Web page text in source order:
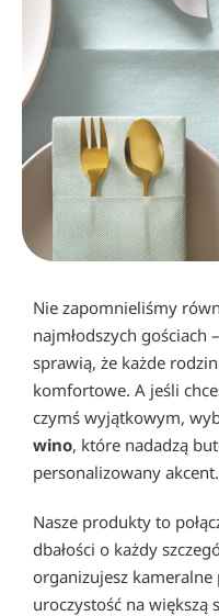
Nie zapomnieliśmy
najmłodszych gościach
sprawią, że każde
komfortowe. A jeśli
czymś wyjątkowym,
wino, które nadadzą
personalizowany akcent.
Nasze produkty to
dbałości o każdy
organizujesz kameralne
uroczystość na większą